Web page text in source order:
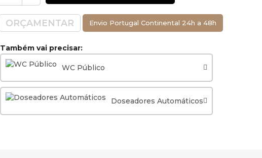
ORÇAMENTAR Envio Portugal Continental 24h a 48h
Também vai precisar:
WC Público
Doseadores Automáticos